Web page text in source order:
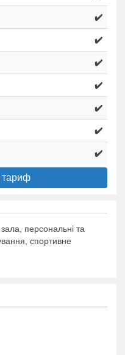
✔️
✔️
✔️
✔️
✔️
✔️
✔️
тариф
персональні та
спортивне